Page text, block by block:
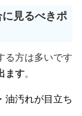
見るべきポ
る方は多いです
ます。
油汚れが目立ち